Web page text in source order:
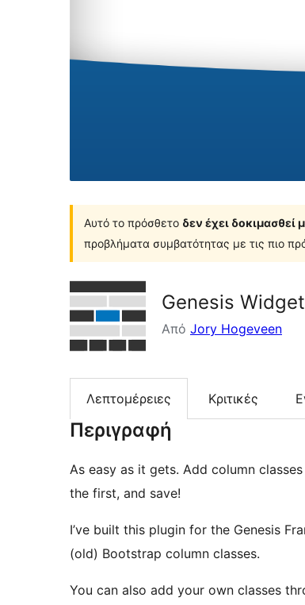
Αυτό το πρόσθετο δεν έχει δοκιμασθεί
προβλήματα συμβατότητας με τις πιο
Genesis
Από Jory Hogeveen
Λεπτομέρειες Κριτικές
Περιγραφή
As easy as it gets. Add column
the first, and save!
I’ve built this plugin for the Genesis
(old) Bootstrap column classes.
You can also add your own classes